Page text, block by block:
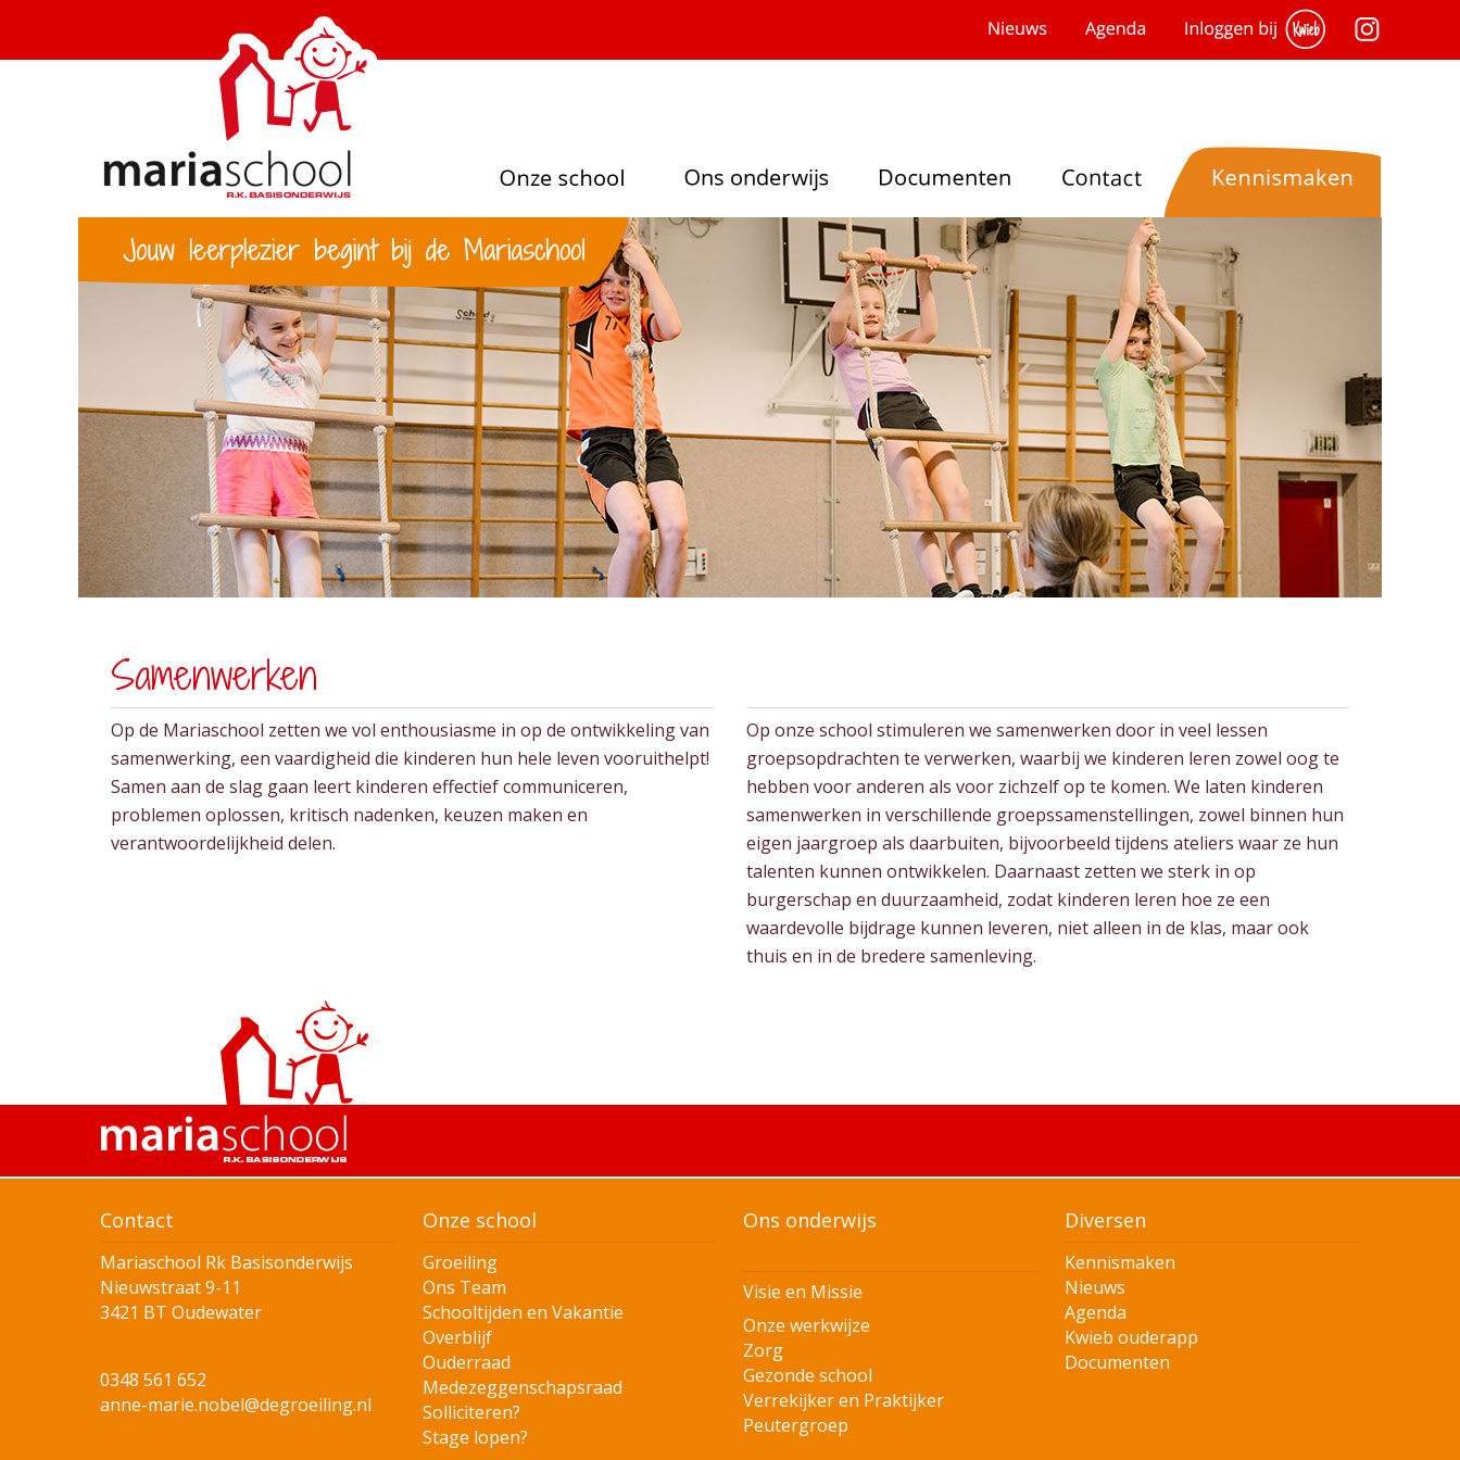
Samenwerken
Op de Mariaschool zetten we vol enthousiasme in op de ontwikkeling van
samenwerking, een vaardigheid die kinderen hun hele leven vooruithelpt!
Samen aan de slag gaan leert kinderen effectief communiceren,
problemen oplossen, kritisch nadenken, keuzen maken en
verantwoordelijkheid delen.
Op onze school stimuleren we samenwerken door in veel lessen
groepsopdrachten te verwerken, waarbij we kinderen leren zowel oog te
hebben voor anderen als voor zichzelf op te komen. We laten kinderen
samenwerken in verschillende groepssamenstellingen, zowel binnen hun
eigen jaargroep als daarbuiten, bijvoorbeeld tijdens ateliers waar ze hun
talenten kunnen ontwikkelen. Daarnaast zetten we sterk in op
burgerschap en duurzaamheid, zodat kinderen leren hoe ze een
waardevolle bijdrage kunnen leveren, niet alleen in de klas, maar ook
thuis en in de bredere samenleving.
Contact
Mariaschool Rk Basisonderwijs
Nieuwstraat 9-11
3421 BT Oudewater
0348 561 652
anne-marie.nobel@degroeiling.nl
Onze school
Groeiling
Ons Team
Schooltijden en Vakantie
Overblijf
Ouderraad
Medezeggenschapsraad
Solliciteren?
Stage lopen?
Ons onderwijs
Visie en Missie
Onze werkwijze
Zorg
Gezonde school
Verrekijker en Praktijker
Peutergroep
Diversen
Kennismaken
Nieuws
Agenda
Kwieb ouderapp
Documenten